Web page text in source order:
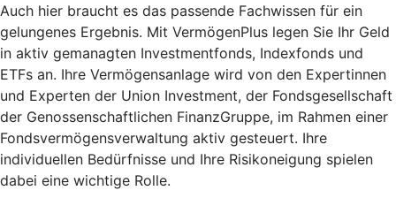
Auch hier braucht es das passende Fachwissen für ein
gelungenes Ergebnis. Mit VermögenPlus legen Sie Ihr Geld
in aktiv gemanagten Investmentfonds, Indexfonds und
ETFs an. Ihre Vermögensanlage wird von den Expertinnen
und Experten der Union Investment, der Fondsgesellschaft
der Genossenschaftlichen FinanzGruppe, im Rahmen einer
Fondsvermögensverwaltung aktiv gesteuert. Ihre
individuellen Bedürfnisse und Ihre Risikoneigung spielen
dabei eine wichtige Rolle.